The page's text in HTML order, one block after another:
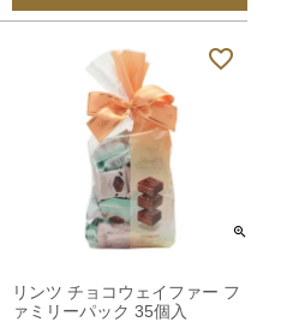
リンツ チョコウェイファー フ
ァミリーパック 35個入